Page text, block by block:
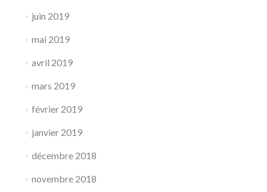
juin 2019
mai 2019
avril 2019
mars 2019
février 2019
janvier 2019
décembre 2018
novembre 2018